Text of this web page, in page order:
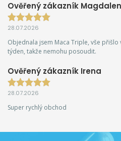
Ověřený zákazník
28.07.2026
Objednala jsem Maca Triple, vše
týden, takže nemohu posoudit.
Ověřený zákazník Irena
28.07.2026
Super rychlý obchod